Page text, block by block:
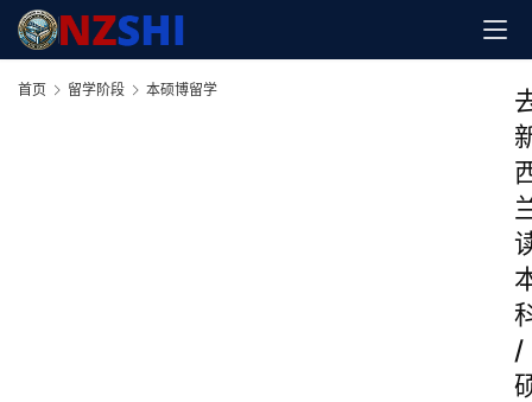
首页 留学阶段 本硕博留学
/